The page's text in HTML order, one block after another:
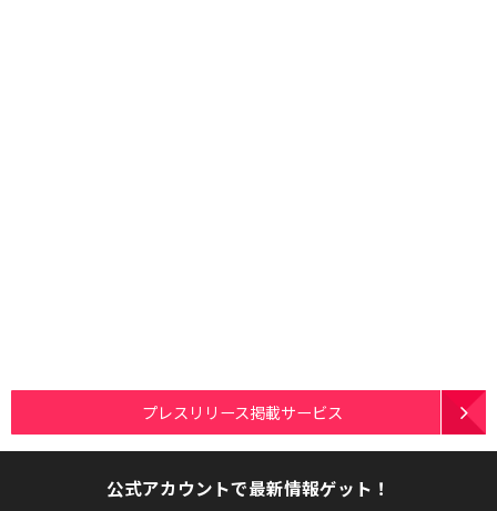
プレスリリース掲載サービス
公式アカウントで最新情報ゲット！